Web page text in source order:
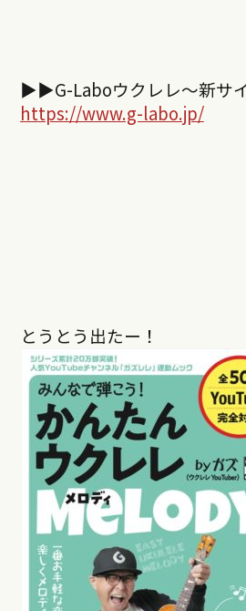
▶︎▶︎G-Laboウクレレ～新サ
https://www.g-labo.jp/
とうとう出たー！